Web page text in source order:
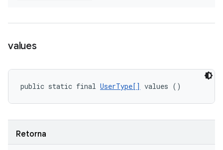
values
public static final UserType[] values ()
Retorna